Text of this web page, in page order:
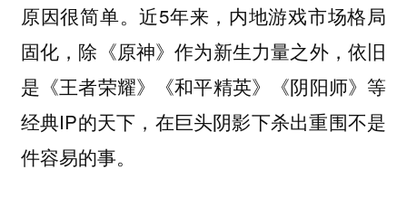
原因很简单。近5年来，内地游戏市场格局
固化，除《原神》作为新生力量之外，依旧
是《王者荣耀》《和平精英》《阴阳师》等
经典IP的天下，在巨头阴影下杀出重围不是
件容易的事。